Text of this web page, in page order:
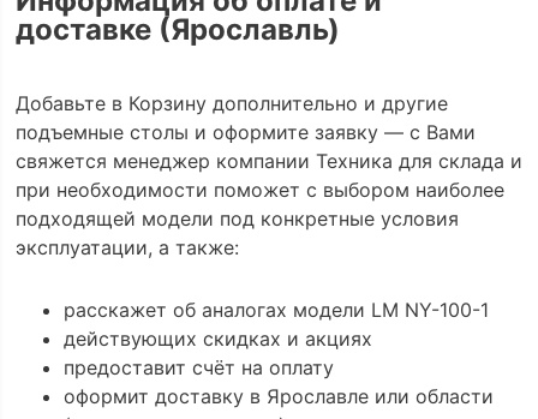
доставке (Ярославль)
Добавьте в Корзину дополнительно и другие
подъемные столы и оформите заявку — с Вами
свяжется менеджер компании Техника для склада и
при необходимости поможет с выбором наиболее
подходящей модели под конкретные условия
эксплуатации, а также:
расскажет об аналогах модели LM NY-100-1
действующих скидках и акциях
предоставит счёт на оплату
оформит доставку в Ярославле или области